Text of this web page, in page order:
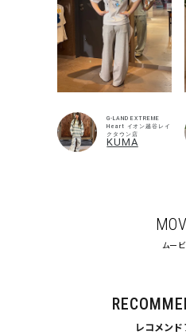
キーワードから探す
価格から探す
G-LAND EXTREME
Heart イオン越谷レイ
クタウン店
KUMA
ムー
レコメン